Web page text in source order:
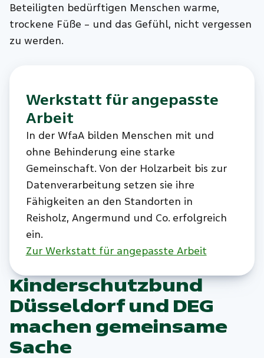
Beteiligten bedürftigen Menschen warme,
trockene Füße – und das Gefühl, nicht vergessen
zu werden.
Werkstatt für angepasste
Arbeit
In der WfaA bilden Menschen mit und
ohne Behinderung eine starke
Gemeinschaft. Von der Holzarbeit bis zur
Datenverarbeitung setzen sie ihre
Fähigkeiten an den Standorten in
Reisholz, Angermund und Co. erfolgreich
ein.
Zur Werkstatt für angepasste Arbeit
Kinderschutzbund
Düsseldorf und DEG
machen gemeinsame
Sache